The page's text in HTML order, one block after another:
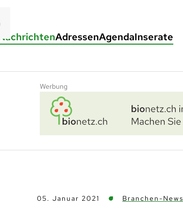
AdressenAgendaInserate
Werbung
05. Januar 2021 Branchen-News